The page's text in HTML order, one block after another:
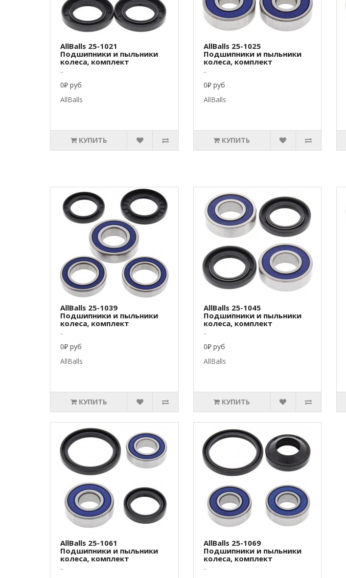
AllBalls 25-1021
Подшипники и пыльники
колеса, комплект
..
0₽ руб
AllBalls
КУПИТЬ
AllBalls 25-1025
Подшипники и пыльники
колеса, комплект
..
0₽ руб
AllBalls
КУПИТЬ
AllBalls 25-1039
Подшипники и пыльники
колеса, комплект
..
0₽ руб
AllBalls
КУПИТЬ
AllBalls 25-1045
Подшипники и пыльники
колеса, комплект
..
0₽ руб
AllBalls
КУПИТЬ
AllBalls 25-1061
Подшипники и пыльники
колеса, комплект
..
AllBalls 25-1069
Подшипники и пыльники
колеса, комплект
..